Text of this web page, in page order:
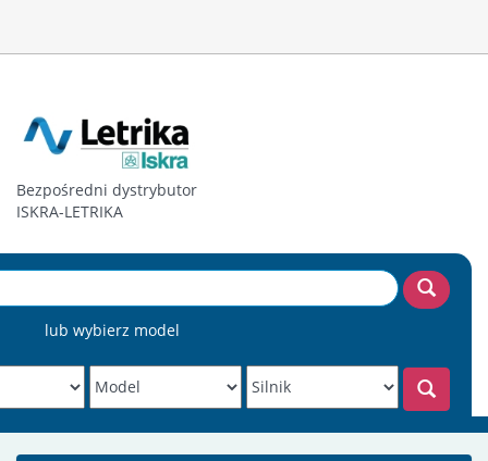
Bezpośredni dystrybutor
ISKRA-LETRIKA
lub wybierz model